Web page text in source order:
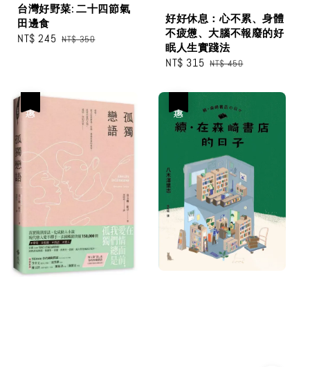
台灣好野菜: 二十四節氣
田邊食
Sale
NT$ 245 Regular
NT$ 350
好好休息：心不累、身體
不疲憊、大腦不報廢的好
眠人生實踐法
Sale
NT$ 315 Regular
NT$ 450